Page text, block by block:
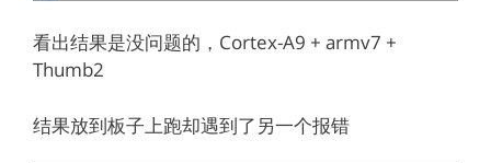
看出结果是没问题的，Cortex-A9 + armv7 +
Thumb2
结果放到板子上跑却遇到了另一个报错